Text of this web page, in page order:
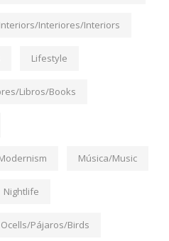
Interiors/Interiores/Interiors
Lifestyle
Libros/Books
Música/Music
Nightlife
Ocells/Pájaros/Birds